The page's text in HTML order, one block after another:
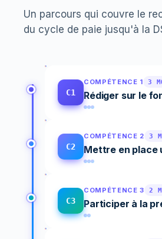
Un parcours qui couvre le
du cycle de paie jusqu'à la
C1
COMPÉTENCE 1 3
Rédiger sur le
C2
COMPÉTENCE 2 3
Mettre en place
C3
COMPÉTENCE 3 2
Participer à la